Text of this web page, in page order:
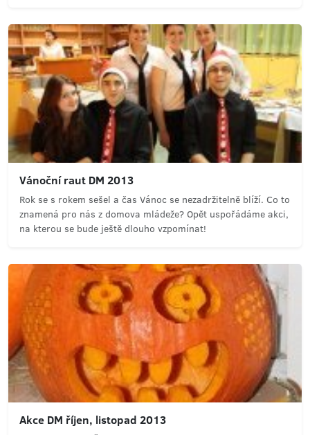
Vánoční raut DM 2013
Rok se s rokem sešel a čas Vánoc se nezadržitelně blíží. Co to
znamená pro nás z domova mládeže? Opět uspořádáme akci,
na kterou se bude ještě dlouho vzpomínat!
Akce DM říjen, listopad 2013